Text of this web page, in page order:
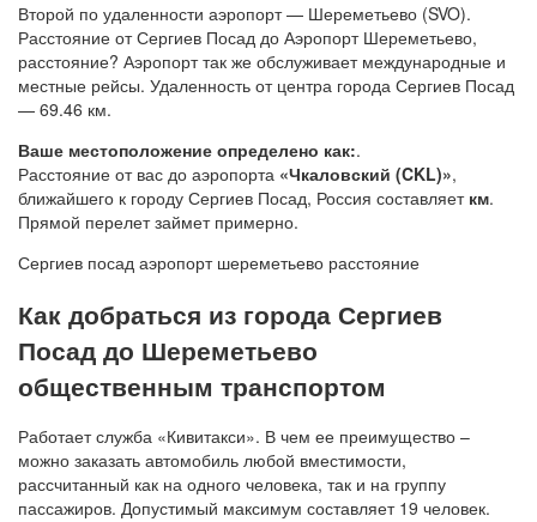
Второй по удаленности аэропорт — Шереметьево (SVO).
Расстояние от Сергиев Посад до Аэропорт Шереметьево,
расстояние? Аэропорт так же обслуживает международные и
местные рейсы. Удаленность от центра города Сергиев Посад
— 69.46 км.
Ваше местоположение определено как:.
Расстояние от вас до аэропорта «Чкаловский (CKL)»,
ближайшего к городу Сергиев Посад, Россия составляет км.
Прямой перелет займет примерно.
Сергиев посад аэропорт шереметьево расстояние
Как добраться из города Сергиев
Посад до Шереметьево
общественным транспортом
Работает служба «Кивитакси». В чем ее преимущество –
можно заказать автомобиль любой вместимости,
рассчитанный как на одного человека, так и на группу
пассажиров. Допустимый максимум составляет 19 человек.